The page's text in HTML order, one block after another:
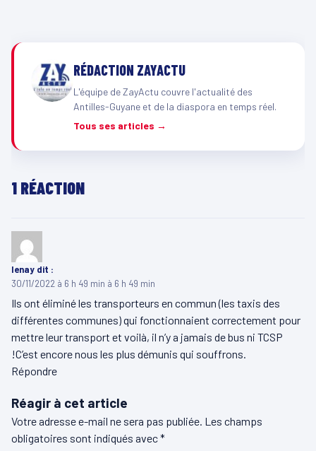
RÉDACTION ZAYACTU
L'équipe de ZayActu couvre l'actualité des
Antilles-Guyane et de la diaspora en temps réel.
Tous ses articles →
1 RÉACTION
lenay dit :
30/11/2022 à 6 h 49 min à 6 h 49 min
Ils ont éliminé les transporteurs en commun (les taxis des
différentes communes) qui fonctionnaient correctement pour
mettre leur transport et voilà, il n’y a jamais de bus ni TCSP
!C’est encore nous les plus démunis qui souffrons.
Répondre
Réagir à cet article
Votre adresse e-mail ne sera pas publiée. Les champs
obligatoires sont indiqués avec*